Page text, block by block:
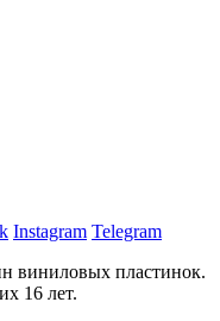
Instagram Telegram
виниловых пластинок.
16 лет.